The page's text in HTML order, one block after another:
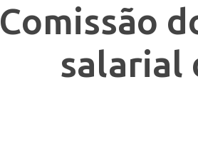
Comissão
salarial